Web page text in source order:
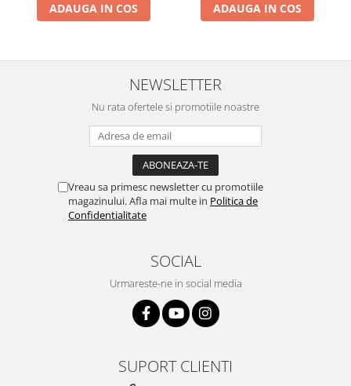
ADAUGA IN COS ADAUGA IN COS
NEWSLETTER
Nu rata ofertele si promotiile noastre
Vreau sa primesc newsletter cu promotiile
magazinului. Afla mai multe in Politica de
Confidentialitate
SOCIAL
Urmareste-ne in social media
SUPORT CLIENTI